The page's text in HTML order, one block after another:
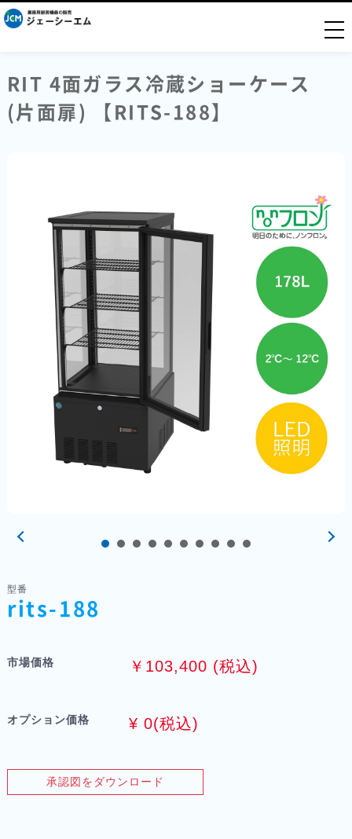
RIT 4面ガラス冷蔵ショーケース
(片面扉) 【RITS-188】
型番
rits-188
市場価格 ￥103,400 (税込)
オプション価格 ¥ 0(税込)
承認図をダウンロード